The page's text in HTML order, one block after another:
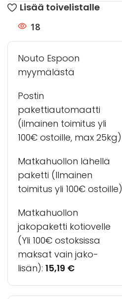
Lisää toivelistalle
18
Nouto Espoon
myymälästä
Postin
pakettiautomaatti
(ilmainen toimitus yli
100€ ostoille, max 25kg)
Matkahuollon lähellä
paketti (Ilmainen
toimitus yli 100€ ostoille)
Matkahuollon
jakopaketti kotiovelle
(Yli 100€ ostoksissa
maksat vain jako-
lisän): 15,19 €